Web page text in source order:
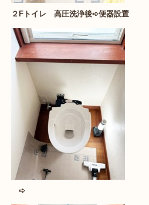
２Fトイレ 高圧洗浄後➪便器設置
➪